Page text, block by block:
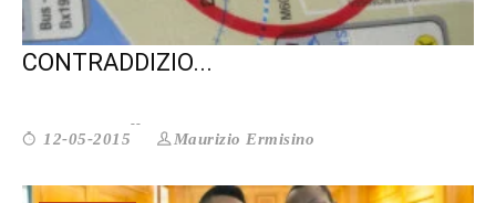
RIGENERAZIONE URBANA: LE
CONTRADDIZIO...
12-05-2015 Maurizio Ermisino